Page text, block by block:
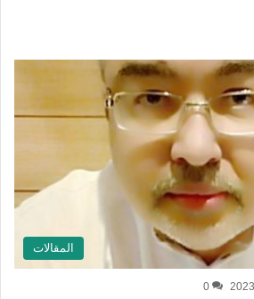
المقالات
0